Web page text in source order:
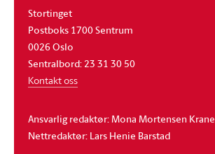
Stortinget
Postboks 1700 Sentrum
0026 Oslo
Sentralbord: 23 31 30 50
Kontakt oss
Ansvarlig redaktør: Mona Mortensen Krane
Nettredaktør: Lars Henie Barstad